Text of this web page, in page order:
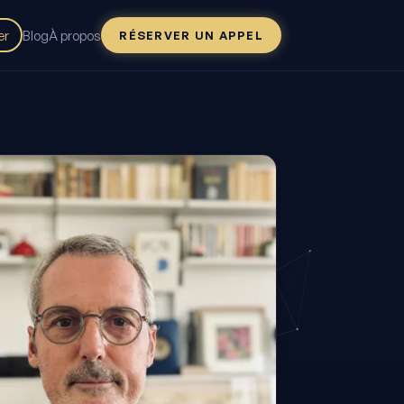
BlogÀ propos RÉSERVER UN APPEL